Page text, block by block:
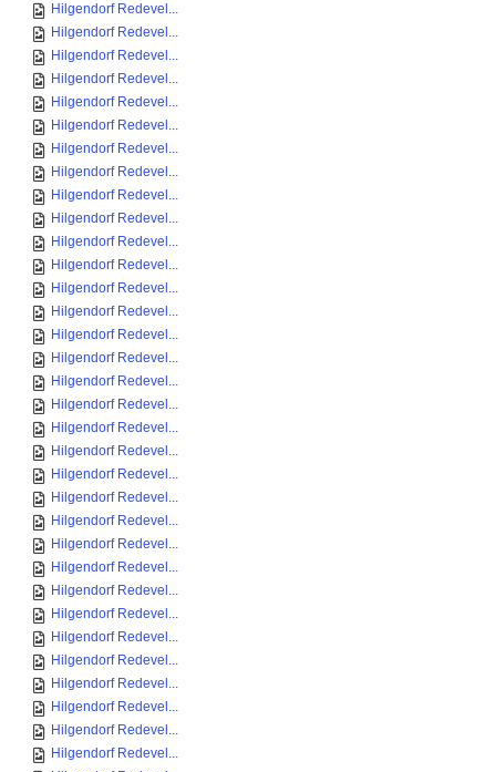
Hilgendorf Redevel...
Hilgendorf Redevel...
Hilgendorf Redevel...
Hilgendorf Redevel...
Hilgendorf Redevel...
Hilgendorf Redevel...
Hilgendorf Redevel...
Hilgendorf Redevel...
Hilgendorf Redevel...
Hilgendorf Redevel...
Hilgendorf Redevel...
Hilgendorf Redevel...
Hilgendorf Redevel...
Hilgendorf Redevel...
Hilgendorf Redevel...
Hilgendorf Redevel...
Hilgendorf Redevel...
Hilgendorf Redevel...
Hilgendorf Redevel...
Hilgendorf Redevel...
Hilgendorf Redevel...
Hilgendorf Redevel...
Hilgendorf Redevel...
Hilgendorf Redevel...
Hilgendorf Redevel...
Hilgendorf Redevel...
Hilgendorf Redevel...
Hilgendorf Redevel...
Hilgendorf Redevel...
Hilgendorf Redevel...
Hilgendorf Redevel...
Hilgendorf Redevel...
Hilgendorf Redevel...